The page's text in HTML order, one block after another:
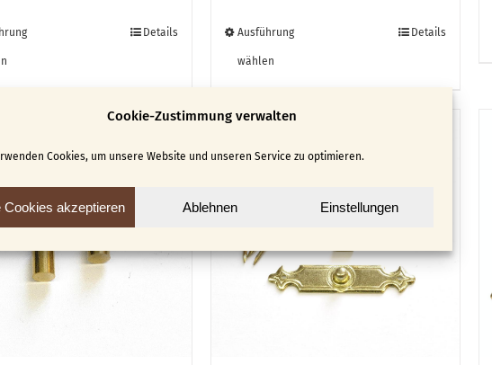
Cookie-Zustimmung verwalten
Cookies, um unsere Website und unseren Service zu optimieren.
Cookies akzeptieren Ablehnen Einstellungen
mehrere
Varianten
Die
Optionen
können
auf
Details Ausführung
wählen
Varianten
Die
können
auf
Details